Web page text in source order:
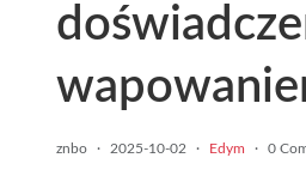
znbo · 2025-10-02 · Edym · 0